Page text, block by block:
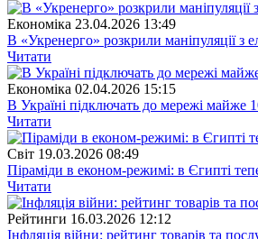
Економіка 23.04.2026 13:49
В «Укренерго» розкрили маніпуляції з
Читати
Економіка 02.04.2026 15:15
В Україні підключать до мережі майже
Читати
Свiт 19.03.2026 08:49
Піраміди в економ-режимі: в Єгипті
Читати
Рейтинги 16.03.2026 12:12
Інфляція війни: рейтинг товарів та